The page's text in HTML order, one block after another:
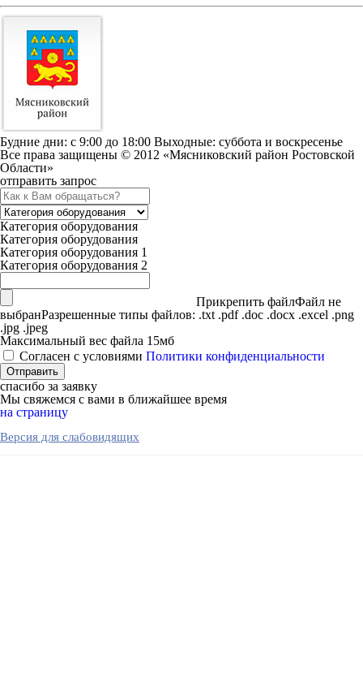
Будние дни: c 9:00 до 18:00 Выходные: суббота и воскресенье
Все права защищены © 2012 «Мясниковский район Ростовской
Области»
отправить запрос
Категория оборудования
Категория оборудования
Категория оборудования 1
Категория оборудования 2
Прикрепить файлФайл не
выбранРазрешенные типы файлов: .txt .pdf .doc .docx .excel .png
.jpg .jpeg
Максимальный вес файла 15мб
Согласен с условиями Политики конфиденциальности
спасибо за заявку
Мы свяжемся с вами в ближайшее время
на страницу
Версия для слабовидящих